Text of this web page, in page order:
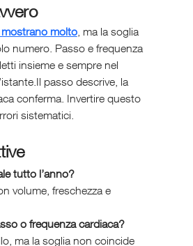
molto, ma la soglia
numero. Passo e frequenza
insieme e sempre nel
passo descrive, la
conferma. Invertire questo
sistematici.
tutto l’anno?
volume, freschezza e
o frequenza cardiaca?
ma la soglia non coincide